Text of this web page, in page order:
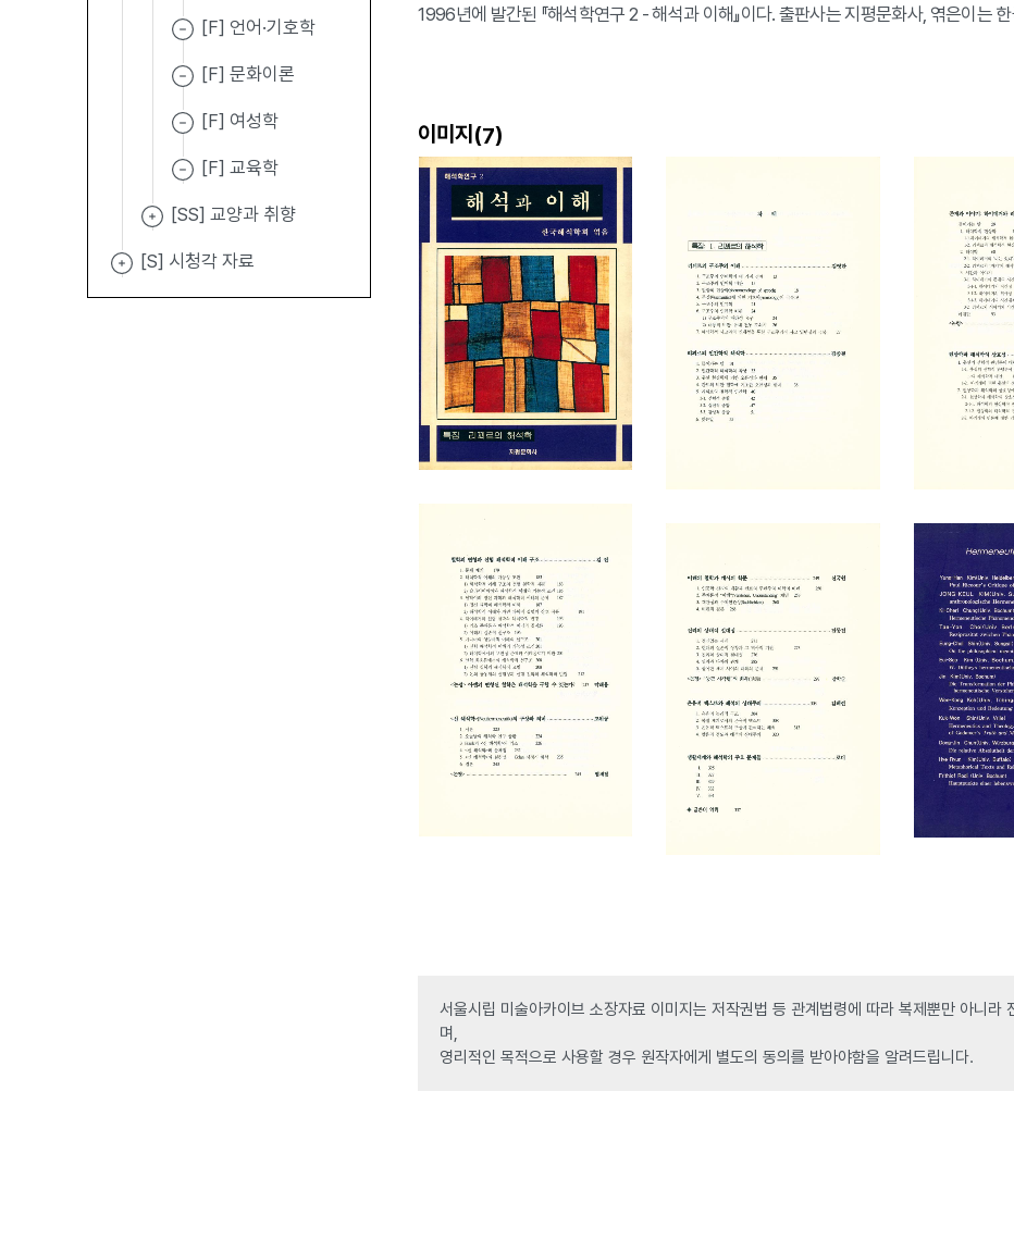
[F] 언어·기호학
[F] 문화이론
[F] 여성학
[F] 교육학
[SS] 교양과 취향
[S] 시청각 자료
1996년에 발간된 『해석학연구 2 - 해석과 이해』이다. 출판사는 지평문화사, 엮은이는
이미지(7)
서울시립 미술아카이브 소장자료 이미지는 저작권법 등 관계법령에 따라 복제뿐만 아니라
며,
영리적인 목적으로 사용할 경우 원작자에게 별도의 동의를 받아야함을 알려드립니다.